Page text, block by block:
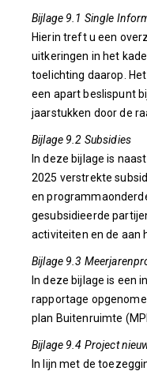
Bijlage 9.1 Single
Hierin treft u een
uitkeringen in het
toelichting daarop.
een apart beslispunt
jaarstukken door de
Bijlage 9.2 Subsidies
In deze bijlage is
2025 verstrekte
en
gesubsidieerde
activiteiten en de aan
Bijlage 9.3
In deze bijlage is een
rapportage
plan Buitenruimte
Bijlage 9.4 Project
In lijn met de